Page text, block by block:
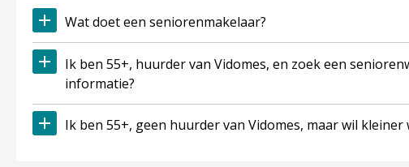
Wat doet een seniorenmakelaar?
Ik ben 55+, huurder van Vidomes, en zoek een seniorenwoning. Waar vind ik meer
informatie?
Ik ben 55+, geen huurder van Vidomes, maar wil kleiner